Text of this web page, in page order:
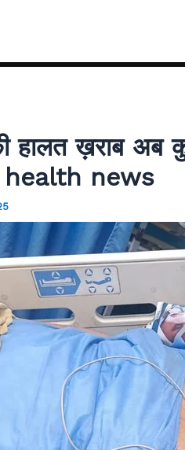
हालत ख़राब अब
news